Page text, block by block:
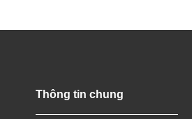
Thông tin chung